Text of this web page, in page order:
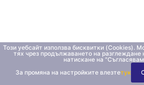
Този уебсайт използва бисквитки (Cookies).
тях чрез продължаването на разглеждане
натискане на
За промяна на настройките влезтетук